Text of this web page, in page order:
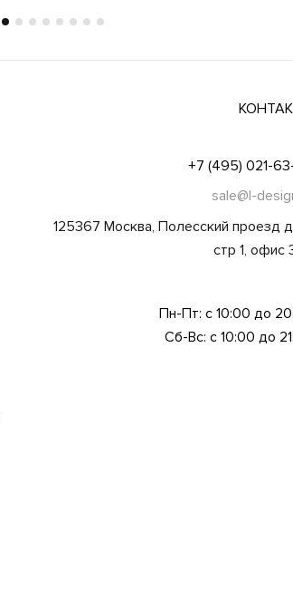
+7 (495) 021-
sale@l-
125367 Москва, Полесский проезд
стр 1, офис
Пн-Пт: с 10:00 до
Сб-Вс: с 10:00 до